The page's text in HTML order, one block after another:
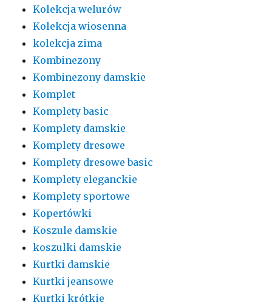
Kolekcja welurów
Kolekcja wiosenna
kolekcja zima
Kombinezony
Kombinezony damskie
Komplet
Komplety basic
Komplety damskie
Komplety dresowe
Komplety dresowe basic
Komplety eleganckie
Komplety sportowe
Kopertówki
Koszule damskie
koszulki damskie
Kurtki damskie
Kurtki jeansowe
Kurtki krótkie